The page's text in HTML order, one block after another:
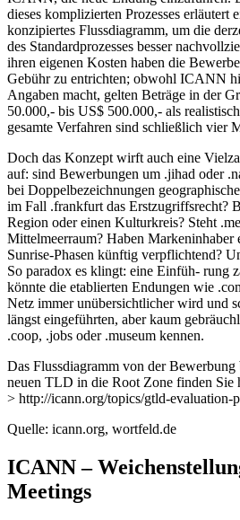
dieses komplizierten Prozesses
konzipiertes Flussdiagramm, um die
des Standardprozesses besser
ihren eigenen Kosten haben die
Gebühr zu entrichten; obwohl ICANN
Angaben macht, gelten Beträge in der
50.000,- bis US$ 500.000,- als
gesamte Verfahren sind schließlich vier
Doch das Konzept wirft auch eine
auf: sind Bewerbungen um .jihad oder
bei Doppelbezeichnungen
im Fall .frankfurt das Erstzugriffsrecht?
Region oder einen Kulturkreis? Steht
Mittelmeerraum? Haben Markeninhaber
Sunrise-Phasen künftig verpflichtend?
So paradox es klingt: eine Einfüh- rung
könnte die etablierten Endungen wie
Netz immer unübersichtlicher wird und
längst eingeführten, aber kaum
.coop, .jobs oder .museum kennen.
Das Flussdiagramm von der
neuen TLD in die Root Zone finden Sie
> http://icann.org/topics/gtld-evaluation-
Quelle: icann.org, wortfeld.de
ICANN –
Meetings